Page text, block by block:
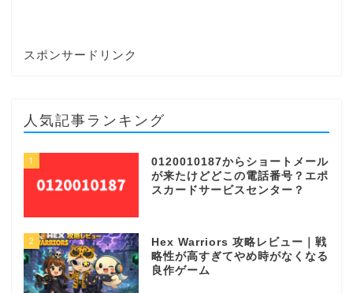
スポンサードリンク
人気記事ランキング
1
0120010187からショートメール
が来たけどどこの電話番号？エポ
スカードサービスセンター？
2
Hex Warriors 攻略レビュー｜戦
略性が高すぎてやめ時がなくなる
良作ゲーム